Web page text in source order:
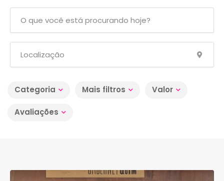
Categoria Mais filtros Valor
Avaliações